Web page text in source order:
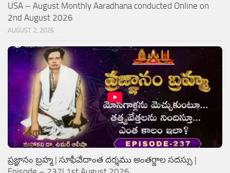
USA – August Monthly Aaradhana conducted Online on
2nd August 2026
AUGUST 2, 2026
ప్రజ్ఞానం బ్రహ్మ | సూఫీవేదాంత దర్శము అంతర్జాల సదస్సు |